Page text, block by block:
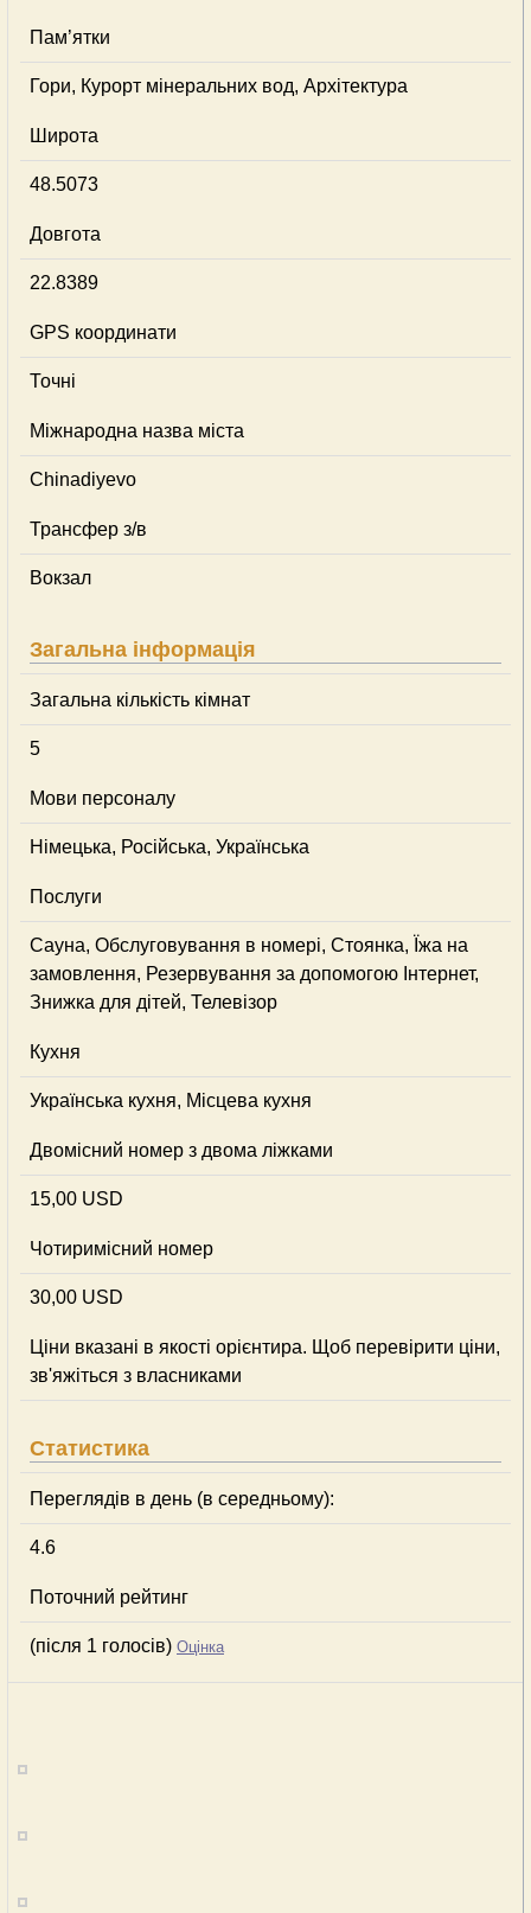
Пам’ятки
Гори, Курорт мінеральних вод, Архітектура
Широта
48.5073
Довгота
22.8389
GPS координати
Точні
Міжнародна назва міста
Chinadiyevo
Трансфер з/в
Вокзал
Загальна інформація
Загальна кількість кімнат
5
Мови персоналу
Німецька, Російська, Українська
Послуги
Сауна, Обслуговування в номері, Стоянка, Їжа на
замовлення, Резервування за допомогою Інтернет,
Знижка для дітей, Телевізор
Кухня
Українська кухня, Місцева кухня
Двомісний номер з двома ліжками
15,00 USD
Чотиримісний номер
30,00 USD
Ціни вказані в якості орієнтира. Щоб перевірити ціни,
зв'яжіться з власниками
Статистика
Переглядів в день (в середньому):
4.6
Поточний рейтинг
(після 1 голосів) Оцінка